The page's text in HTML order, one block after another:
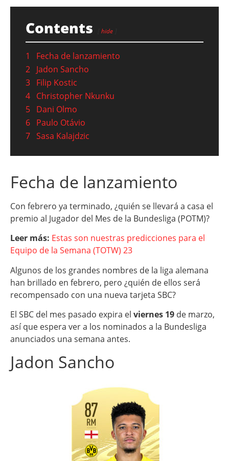
Contents hide
1
Fecha de lanzamiento
2 Jadon Sancho
3 Filip Kostic
4 Christopher Nkunku
5 Dani Olmo
6 Paulo Otávio
7 Sasa Kalajdzic
Fecha de lanzamiento
Con febrero ya terminado, ¿quién se llevará a casa el
premio al Jugador del Mes de la Bundesliga (POTM)?
Leer más: Estas son nuestras predicciones para el
Equipo de la Semana (TOTW) 23
Algunos de los grandes nombres de la liga alemana
han brillado en febrero, pero ¿quién de ellos será
recompensado con una nueva tarjeta SBC?
El SBC del mes pasado expira el viernes 19 de marzo,
así que espera ver a los nominados a la Bundesliga
anunciados una semana antes.
Jadon Sancho